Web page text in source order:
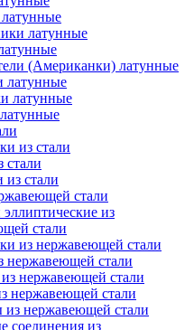
латунные
(Американки) латунные
латунные
латунные
из стали
стали
стали
из
стали
из нержавеющей стали
стали
нержавеющей стали
нержавеющей стали
из нержавеющей стали
соединения из